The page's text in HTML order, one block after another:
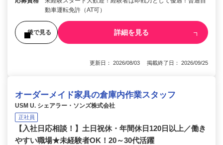
動車運転免許（AT可）
後で見る 詳細を見る
更新日： 2026/08/03 掲載終了日： 2026/09/25
オーダーメイド家具の倉庫内作業スタッフ
USM U. シェアラー・ソンズ株式会社
正社員
【入社日応相談！】土日祝休・年間休日120日以上／働き
やすい職場★未経験者OK！20～30代活躍